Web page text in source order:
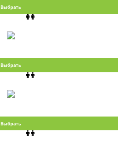
Выбрать
Выбрать
Выбрать